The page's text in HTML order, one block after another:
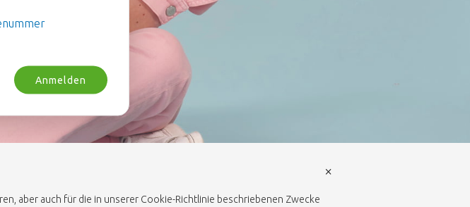
Anmelden
aber auch für die in unserer Cookie-Richtlinie beschriebenen Zwecke
×